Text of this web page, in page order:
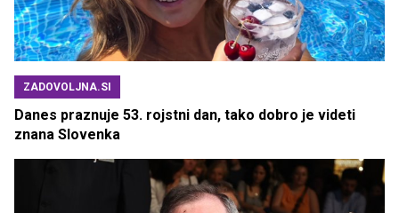
ZADOVOLJNA.SI
Danes praznuje 53. rojstni dan, tako dobro je videti
znana Slovenka